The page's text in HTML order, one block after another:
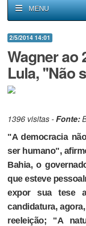
MENU
2/5/2014 14:01
Wagner ao
Lula, ''Não
1396 visitas -Fonte:
"A democracia
ser humano",
Bahia, o
que esteve
expor sua tese
candidatura,
reeleição; "A